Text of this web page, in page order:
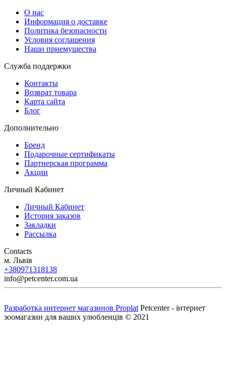
О нас
Информация о доставке
Политика безопасности
Условия соглашения
Наши приемущества
Служба поддержки
Контакты
Возврат товара
Карта сайта
Блог
Дополнительно
Бренд
Подарочные сертификаты
Партнерская программа
Акции
Личный Кабинет
Личный Кабинет
История заказов
Закладки
Рассылка
Contacts
м. Львів
+380971318138
info@petcenter.com.ua
Разработка интернет магазинов Proplat Petcenter - інтернет
зоомагазин для ваших улюбленців © 2021